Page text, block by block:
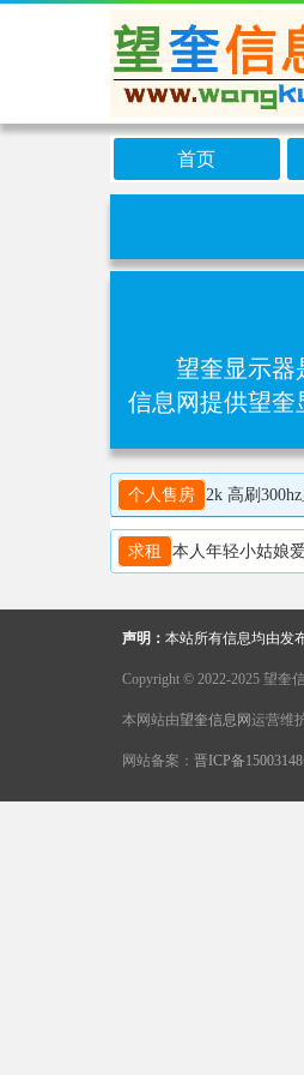
首页
望奎显示器
信息网提供望奎
个人售房 2k 高刷
求租 本人年轻小姑娘爱
声明： 本站所有信息均由发
Copyright © 2022-2025 望奎
本网站由望奎信息网 运营维
网站备案： 晋ICP备